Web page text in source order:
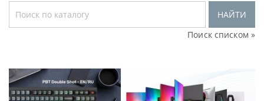
НАЙТИ
Поиск списком »